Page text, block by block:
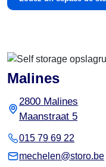
Malines
2800 Malines
Maanstraat 5
015 79 69 22
mechelen@storo.be